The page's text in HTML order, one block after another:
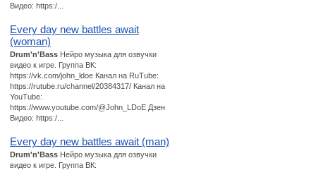
Видео: https:/...
Every day new battles await
(woman)
Drum'n'Bass Нейро музыка для озвучки
видео к игре. Группа ВК:
https://vk.com/john_ldoe Канал на RuTube:
https://rutube.ru/channel/20384317/ Канал на
YouTube:
https://www.youtube.com/@John_LDoE Дзен
Видео: https:/...
Every day new battles await (man)
Drum'n'Bass Нейро музыка для озвучки
видео к игре. Группа ВК: